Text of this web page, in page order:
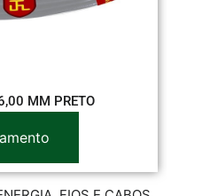
MM PRETO